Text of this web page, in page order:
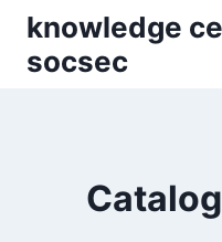
Skip
content
knowledge
socsec